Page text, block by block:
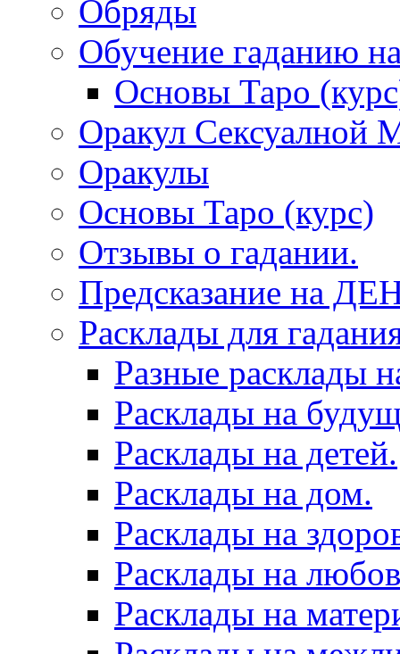
Обряды
Обучение гаданию
Основы Таро
Оракул Сексуалной
Оракулы
Основы Таро (курс)
Отзывы о гадании.
Предсказание на
Расклады для
Разные расклады
Расклады на
Расклады на детей.
Расклады на дом.
Расклады на
Расклады на
Расклады на